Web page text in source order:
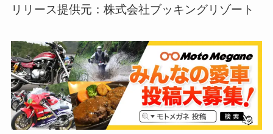
リリース提供元：株式会社ブッキングリゾート